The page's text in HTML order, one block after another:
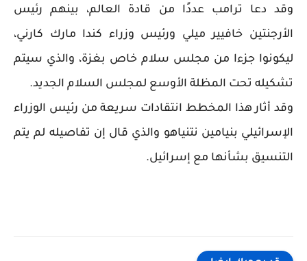
وقد دعا ترامب عددًا من قادة العالم، بينهم رئيس
الأرجنتين خافيير ميلي ورئيس وزراء كندا مارك كارني،
ليكونوا جزءا من مجلس سلام خاص بغزة، والذي سيتم
تشكيله تحت المظلة الأوسع لمجلس السلام الجديد.
وقد أثار هذا المخطط انتقادات سريعة من رئيس الوزراء
الإسرائيلي بنيامين نتنياهو والذي قال إن تفاصيله لم يتم
التنسيق بشأنها مع إسرائيل.